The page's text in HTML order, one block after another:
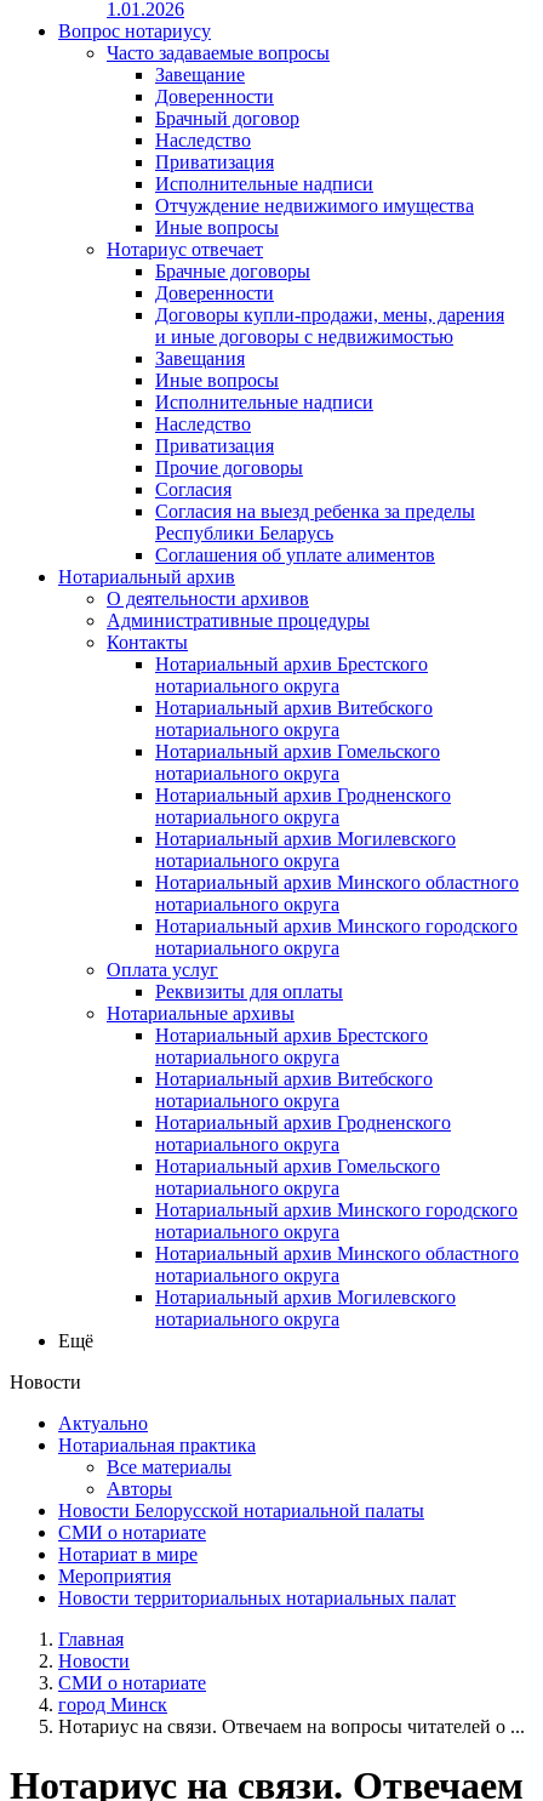
1.01.2026
Вопрос нотариусу
Часто задаваемые вопросы
Завещание
Доверенности
Брачный договор
Наследство
Приватизация
Исполнительные надписи
Отчуждение недвижимого имущества
Иные вопросы
Нотариус отвечает
Брачные договоры
Доверенности
Договоры купли-продажи, мены, дарения
и иные договоры с недвижимостью
Завещания
Иные вопросы
Исполнительные надписи
Наследство
Приватизация
Прочие договоры
Согласия
Согласия на выезд ребенка за пределы
Республики Беларусь
Соглашения об уплате алиментов
Нотариальный архив
О деятельности архивов
Административные процедуры
Контакты
Нотариальный архив Брестского
нотариального округа
Нотариальный архив Витебского
нотариального округа
Нотариальный архив Гомельского
нотариального округа
Нотариальный архив Гродненского
нотариального округа
Нотариальный архив Могилевского
нотариального округа
Нотариальный архив Минского областного
нотариального округа
Нотариальный архив Минского городского
нотариального округа
Оплата услуг
Реквизиты для оплаты
Нотариальные архивы
Нотариальный архив Брестского
нотариального округа
Нотариальный архив Витебского
нотариального округа
Нотариальный архив Гродненского
нотариального округа
Нотариальный архив Гомельского
нотариального округа
Нотариальный архив Минского городского
нотариального округа
Нотариальный архив Минского областного
нотариального округа
Нотариальный архив Могилевского
нотариального округа
Ещё
Новости
Актуально
Нотариальная практика
Все материалы
Авторы
Новости Белорусской нотариальной палаты
СМИ о нотариате
Нотариат в мире
Мероприятия
Новости территориальных нотариальных палат
Главная
Новости
СМИ о нотариате
город Минск
Нотариус на связи. Отвечаем на вопросы читателей о ...
Нотариус на связи. Отвечаем